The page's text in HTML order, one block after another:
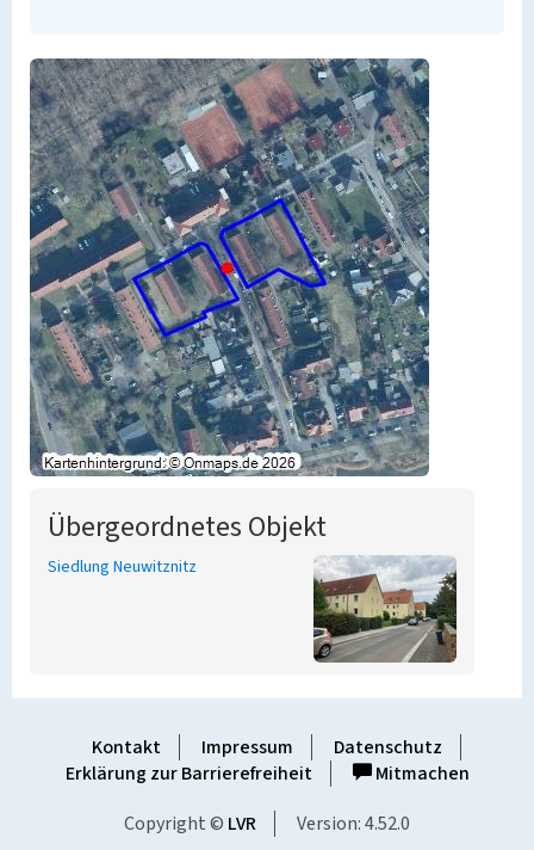
Übergeordnetes Objekt
Siedlung Neuwitznitz
Kontakt Impressum
Datenschutz
Erklärung zur Barrierefreiheit
Mitmachen
Copyright © LVR Version: 4.52.0